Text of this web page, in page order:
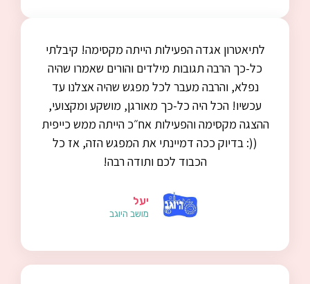
לתיאטרון אגדה הפעילות הייתה מקסימה! קיבלתי
כל-כך הרבה תגובות מילדים והורים שאמרו שהיה
נפלא, והרבה מעבר לכל מפגש שהיה אצלנו עד
עכשיו! הכל היה כל-כך מאורגן, מושקע ומקצועי,
ההצגה מקסימה והפעילות אח״כ הייתה ממש כייפית
((: בדיוק ככה דמיינתי את המפגש הזה, אז כל
הכבוד לכם ותודה רבה!
יעל
מושב היוגב